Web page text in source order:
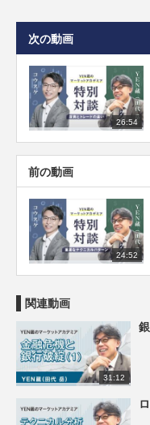
次の動画
26:54
前の動画
24:52
関連動画
31:12